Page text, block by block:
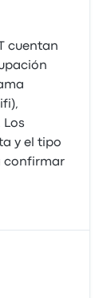
cuentan
Los
y el tipo
confirmar